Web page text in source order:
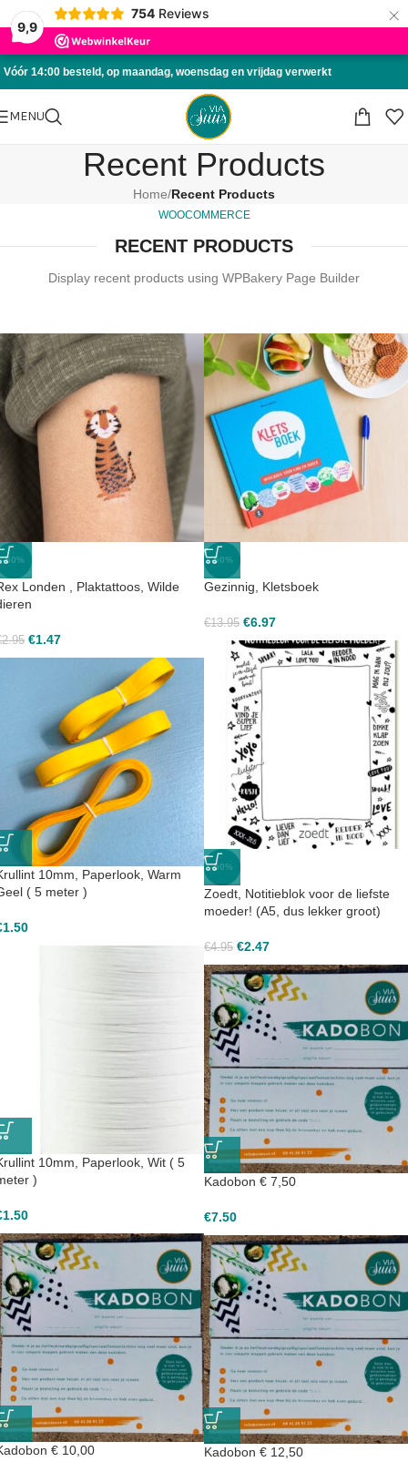
9,9
754 Reviews ×
Skip to navigation
Skip to main content
Vóór 14:00 besteld, op maandag, woensdag en vrijdag verwerkt
MENU
Recent Products
Home/Recent Products
WOOCOMMERCE
RECENT PRODUCTS
Display recent products using WPBakery Page Builder
-50%
Londen , Plaktattoos, Wilde
2.95 €1.47
-50%
Gezinnig, Kletsboek
€13.95 €6.97
-50%
Zoedt, Notitieblok voor de liefste
moeder! (A5, dus lekker groot)
€4.95 €2.47
10mm, Paperlook, Warm
( 5 meter )
1.50
10mm, Paperlook, Wit ( 5
)
1.50
Kadobon € 7,50
€7.50
€ 10,00 Kadobon € 12,50